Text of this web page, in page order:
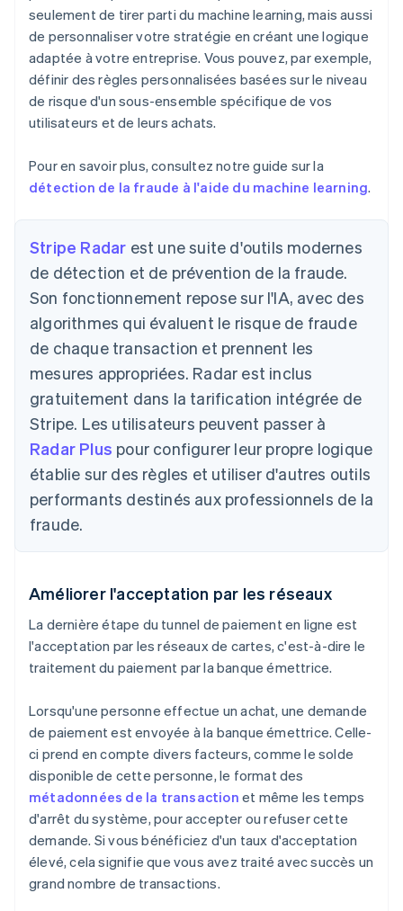
seulement de tirer parti du machine learning, mais aussi
de personnaliser votre stratégie en créant une logique
adaptée à votre entreprise. Vous pouvez, par exemple,
définir des règles personnalisées basées sur le niveau
de risque d'un sous-ensemble spécifique de vos
utilisateurs et de leurs achats.
Pour en savoir plus, consultez notre guide sur la
détection de la fraude à l'aide du machine learning.
Stripe Radar est une suite d'outils modernes
de détection et de prévention de la fraude.
Son fonctionnement repose sur l'IA, avec des
algorithmes qui évaluent le risque de fraude
de chaque transaction et prennent les
mesures appropriées. Radar est inclus
gratuitement dans la tarification intégrée de
Stripe. Les utilisateurs peuvent passer à
Radar Plus pour configurer leur propre logique
établie sur des règles et utiliser d'autres outils
performants destinés aux professionnels de la
fraude.
Améliorer l'acceptation par les réseaux
La dernière étape du tunnel de paiement en ligne est
l'acceptation par les réseaux de cartes, c'est-à-dire le
traitement du paiement par la banque émettrice.
Lorsqu'une personne effectue un achat, une demande
de paiement est envoyée à la banque émettrice. Celle-
ci prend en compte divers facteurs, comme le solde
disponible de cette personne, le format des
métadonnées de la transaction et même les temps
d'arrêt du système, pour accepter ou refuser cette
demande. Si vous bénéficiez d'un taux d'acceptation
élevé, cela signifie que vous avez traité avec succès un
grand nombre de transactions.